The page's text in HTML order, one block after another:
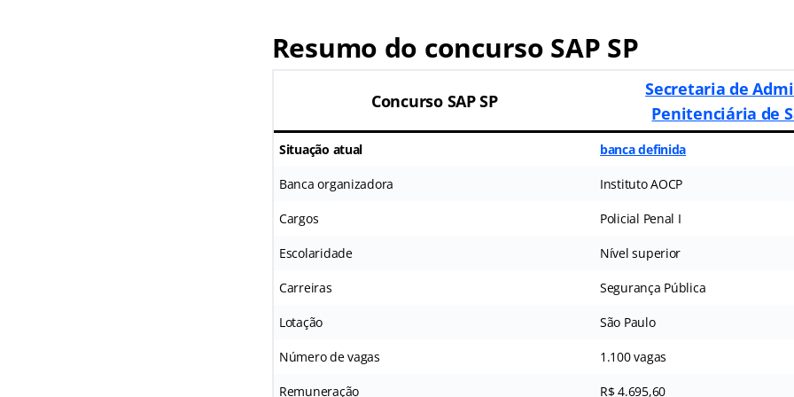
Resumo do concurso SAP SP
Concurso SAP SP
Secretaria de
Penitenciária de
Situação atual banca definida
Banca organizadora Instituto AOCP
Cargos Policial Penal I
Escolaridade Nível superior
Carreiras Segurança Pública
Lotação São Paulo
Número de vagas 1.100 vagas
Remuneração R$ 4.695,60